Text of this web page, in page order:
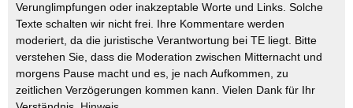
Verunglimpfungen oder inakzeptable Worte und Links. Solche
Texte schalten wir nicht frei. Ihre Kommentare werden
moderiert, da die juristische Verantwortung bei TE liegt. Bitte
verstehen Sie, dass die Moderation zwischen Mitternacht und
morgens Pause macht und es, je nach Aufkommen, zu
zeitlichen Verzögerungen kommen kann. Vielen Dank für Ihr